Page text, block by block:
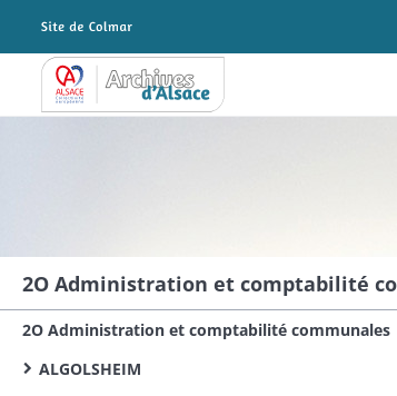
Archives Alsace - Colmar
2O Administration et comptabilité communales
ALGOLSHEIM